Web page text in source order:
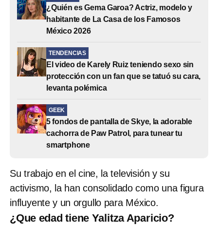
¿Quién es Gema Garoa? Actriz, modelo y
habitante de La Casa de los Famosos
México 2026
TENDENCIAS
El video de Karely Ruiz teniendo sexo sin
protección con un fan que se tatuó su cara,
levanta polémica
GEEK
5 fondos de pantalla de Skye, la adorable
cachorra de Paw Patrol, para tunear tu
smartphone
Su trabajo en el cine, la televisión y su
activismo, la han consolidado como una figura
influyente y un orgullo para México.
¿Que edad tiene Yalitza Aparicio?